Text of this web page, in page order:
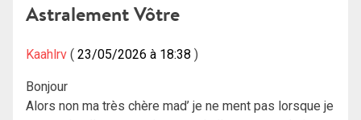
Astralement Vôtre
Kaahlrv 23/05/2026 à 18:38
Bonjour
Alors non ma très chère mad’ je ne ment pas lorsque je